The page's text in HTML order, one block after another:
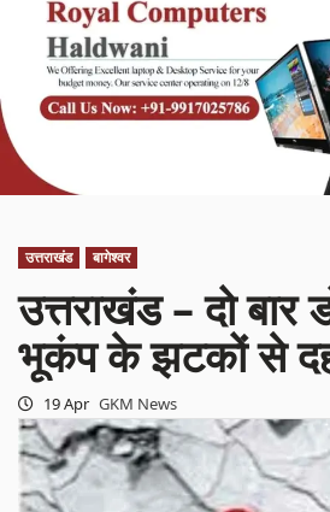
उत्तराखंड बागेश्वर
उत्तराखंड – दो बार
भूकंप के झटकों से
19 Apr GKM News